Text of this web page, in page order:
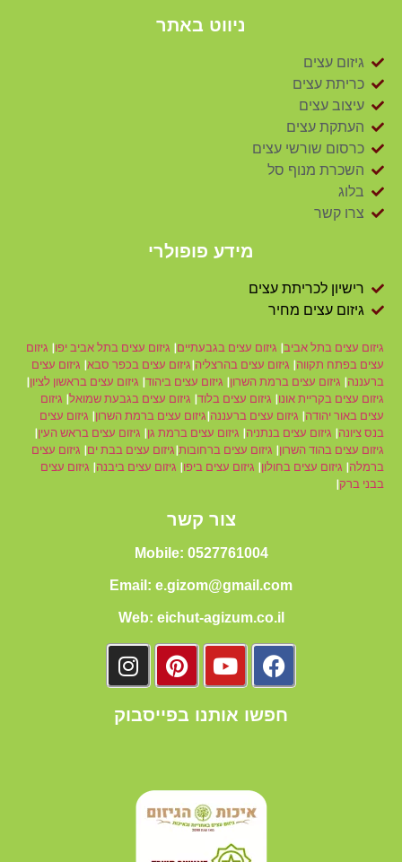
ניווט באתר
גיזום עצים
כריתת עצים
עיצוב עצים
העתקת עצים
כרסום שורשי עצים
השכרת מנוף סל
בלוג
צרו קשר
מידע פופולרי
רישיון לכריתת עצים
גיזום עצים מחיר
גיזום עצים בתל אביב| גיזום עצים בגבעתיים| גיזום עצים בתל אביב יפו| גיזום
עצים בפתח תקווה| גיזום עצים בהרצליה|גיזום עצים בכפר סבא| גיזום עצים
ברעננה| גיזום עצים ברמת השרון| גיזום עצים ביהוד| גיזום עצים בראשון לציון|
גיזום עצים בקריית אונו| גיזום עצים בלוד| גיזום עצים בגבעת שמואל| גיזום
עצים באור יהודה| גיזום עצים ברעננה|גיזום עצים ברמת השרון| גיזום עצים
בנס ציונה| גיזום עצים בנתניה| גיזום עצים ברמת גן| גיזום עצים בראש העין|
גיזום עצים בהוד השרון| גיזום עצים ברחובות|גיזום עצים בבת ים| גיזום עצים
ברמלה| גיזום עצים בחולון| גיזום עצים ביפו| גיזום עצים ביבנה| גיזום עצים
בבני ברק|
צור קשר
Mobile: 0527761004
Email: e.gizom@gmail.com
Web: eichut-agizum.co.il
חפשו אותנו בפייסבוק